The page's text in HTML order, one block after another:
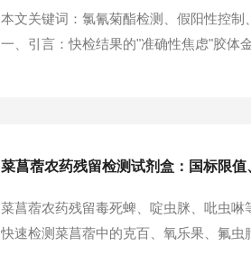
本文关键词：氯氰菊酯检测、假阳性控
一、引言：快检结果的"准确性焦虑"胶体
菜菖蓿农药残留检测试剂盒：国标限
菜菖蓿农药残留毒死蜱、啶虫脒、吡虫
快速检测菜菖蓿中的克百、氧乐果、氟